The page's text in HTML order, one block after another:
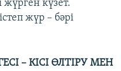
жүрген күзет.
жүр – бәрі
– КІСІ ӨЛТІРУ МЕН